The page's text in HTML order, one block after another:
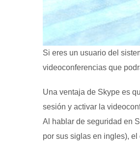
Si eres un usuario del
videoconferencias que
Una ventaja de Skype es
sesión y activar la
Al hablar de seguridad en
por sus siglas en ingles),